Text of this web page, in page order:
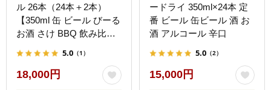
ル 26本（24本＋2本）
【350ml 缶 ビール びーる
お酒 さけ BBQ 飲み比べ
別規格 ヤッホーブルーイ
ング】 G3897-1
5.0 （1）
18,000円
ードライ 350ml×24本 定
番 ビール 缶ビール 酒 お
酒 アルコール 辛口
5.0 （2）
15,000円